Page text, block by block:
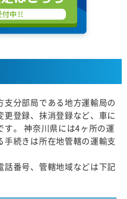
分部局である地方運輸局の
登録、抹消登録など、車に
す。 神奈川県には4ヶ所の運
続きは所在地管轄の運輸支
番号、管轄地域などは下記